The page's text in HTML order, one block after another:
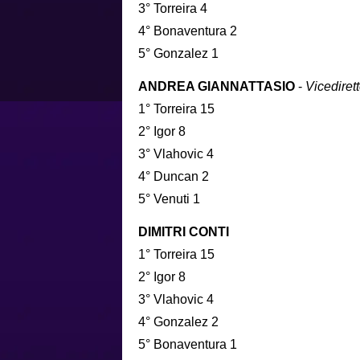
3° Torreira 4
4° Bonaventura 2
5° Gonzalez 1
ANDREA GIANNATTASIO -
1° Torreira 15
2° Igor 8
3° Vlahovic 4
4° Duncan 2
5° Venuti 1
DIMITRI CONTI
1° Torreira 15
2° Igor 8
3° Vlahovic 4
4° Gonzalez 2
5° Bonaventura 1